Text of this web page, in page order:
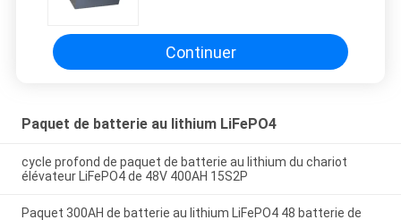
Continuer
Paquet de batterie au lithium LiFePO4
cycle profond de paquet de batterie au lithium du chariot
élévateur LiFePO4 de 48V 400AH 15S2P
Paquet 300AH de batterie au lithium LiFePO4 48 batterie de